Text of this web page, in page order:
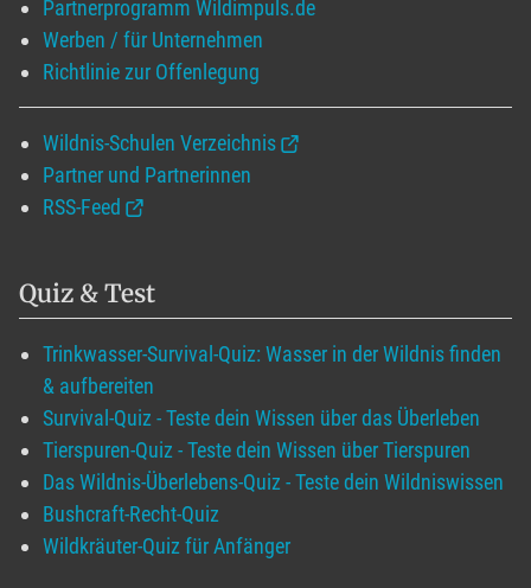
Partnerprogramm Wildimpuls.de
Werben / für Unternehmen
Richtlinie zur Offenlegung
Wildnis-Schulen Verzeichnis
Partner und Partnerinnen
RSS-Feed
Quiz & Test
Trinkwasser-Survival-Quiz: Wasser in der Wildnis finden
& aufbereiten
Survival-Quiz - Teste dein Wissen über das Überleben
Tierspuren-Quiz - Teste dein Wissen über Tierspuren
Das Wildnis-Überlebens-Quiz - Teste dein Wildniswissen
Bushcraft-Recht-Quiz
Wildkräuter-Quiz für Anfänger